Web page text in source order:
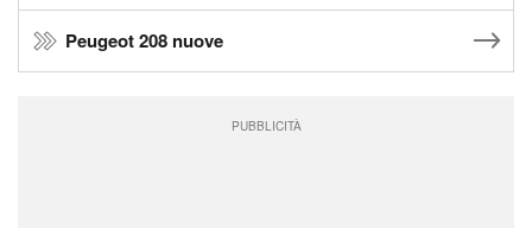
Peugeot 208 nuove
PUBBLICITÀ